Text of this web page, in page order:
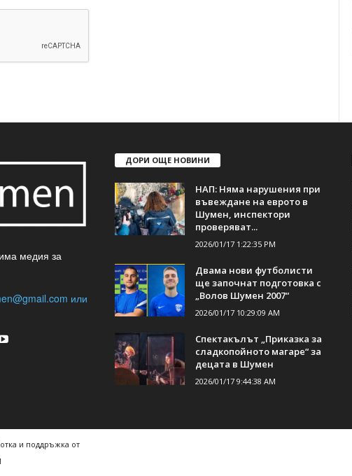
медия за
или
ДОРИ ОЩЕ НОВИНИ
НАП: Няма нарушения при
въвеждане на еврото в
Шумен, инспектори
проверяват...
2026/01/17 1:22:35 PM
Двама нови футболисти
ще започнат подготовка с
„Волов Шумен 2007“
2026/01/17 10:29:09 AM
Спектакълът „Приказка за
сладкопойното магаре“ за
децата в Шумен
2026/01/17 9:44:38 AM
и поддръжка от